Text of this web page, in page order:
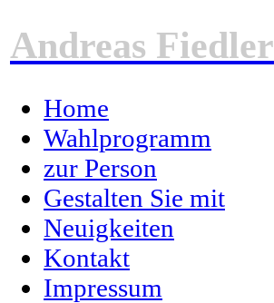
Andreas Fiedler
Home
Wahlprogramm
zur Person
Gestalten Sie mit
Neuigkeiten
Kontakt
Impressum